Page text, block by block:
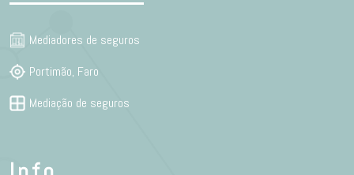
Mediadores de seguros
Portimão, Faro
Mediação de seguros